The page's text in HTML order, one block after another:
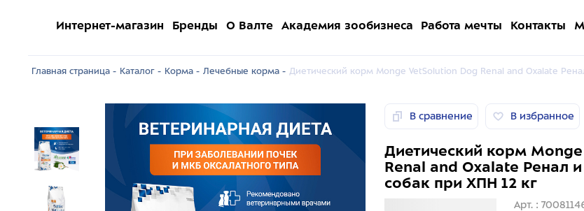
Интернет-магазин Бренды О Валте Академия зообизнеса Работа мечты Контакты
Главная страница - Каталог - Корма - Лечебные корма - Диетический корм Monge VetSolution Dog Renal and Oxalate
В сравнение В избранное
Диетический корм
Renal and Oxalate Ренал
собак при ХПН 12 кг
Арт. :